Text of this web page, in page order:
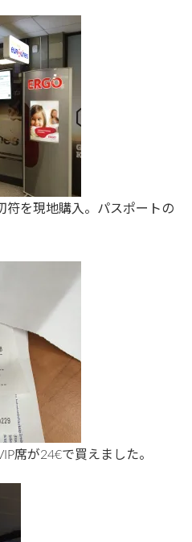
符を現地購入。パスポートの
席が24€で買えました。